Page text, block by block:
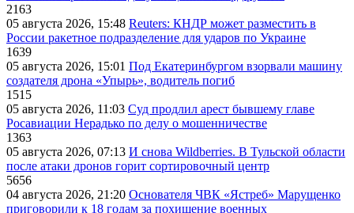
2163
05 августа 2026, 15:48 Reuters: КНДР может разместить в
России ракетное подразделение для ударов по Украине
1639
05 августа 2026, 15:01 Под Екатеринбургом взорвали машину
создателя дрона «Упырь», водитель погиб
1515
05 августа 2026, 11:03 Суд продлил арест бывшему главе
Росавиации Нерадько по делу о мошенничестве
1363
05 августа 2026, 07:13 И снова Wildberries. В Тульской области
после атаки дронов горит сортировочный центр
5656
04 августа 2026, 21:20 Основателя ЧВК «Ястреб» Марущенко
приговорили к 18 годам за похищение военных